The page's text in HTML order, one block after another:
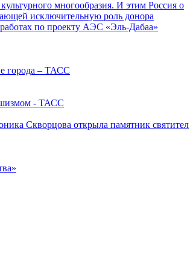
многообразия. И этим Россия о
исключительную роль донора
по проекту АЭС «Эль-Дабаа»
города – ТАСС
- ТАСС
Скворцова открыла памятник святител